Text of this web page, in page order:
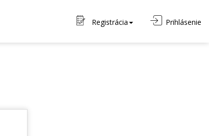
Registrácia Prihlásenie